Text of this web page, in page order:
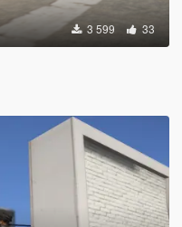
3 599 33